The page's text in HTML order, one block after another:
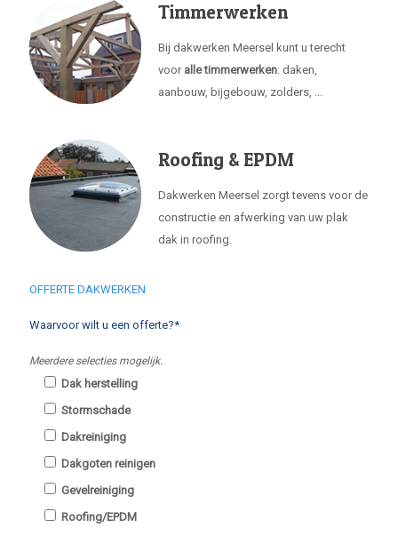
Timmerwerken
Bij dakwerken Meersel kunt u terecht
voor alle timmerwerken: daken,
aanbouw, bijgebouw, zolders, ...
Roofing & EPDM
Dakwerken Meersel zorgt tevens voor de
constructie en afwerking van uw plak
dak in roofing.
OFFERTE DAKWERKEN
Waarvoor wilt u een offerte?*
Meerdere selecties mogelijk.
Dak herstelling
Stormschade
Dakreiniging
Dakgoten reinigen
Gevelreiniging
Roofing/EPDM